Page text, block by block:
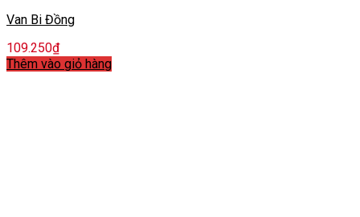
Van Bi Đồng
109.250₫
Thêm vào giỏ hàng